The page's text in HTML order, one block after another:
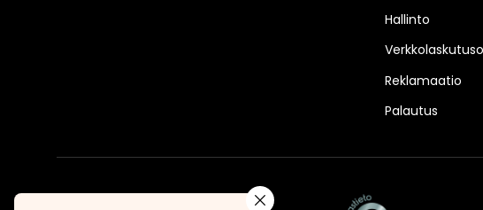
Hallinto
Reklamaatio
Palautus